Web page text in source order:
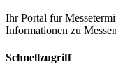
Ihr Portal für
Informationen zu
Schnellzugriff